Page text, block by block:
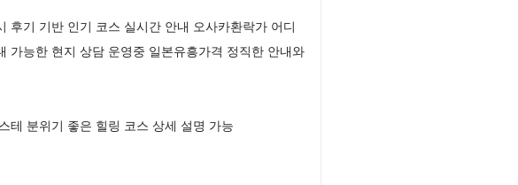
후기 기반 인기 코스 실시간 안내 오사카환락가 어디
가능한 현지 상담 운영중 일본유흥가격 정직한 안내와
테 분위기 좋은 힐링 코스 상세 설명 가능